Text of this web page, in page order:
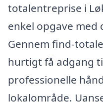
totalentreprise i
enkel opgave
Gennem find-
hurtigt få adgang
professionelle
lokalområde.